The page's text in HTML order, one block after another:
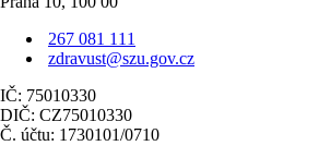
267 081 111
zdravust@szu.gov.cz
IČ: 75010330
DIČ: CZ75010330
Č. účtu: 1730101/0710